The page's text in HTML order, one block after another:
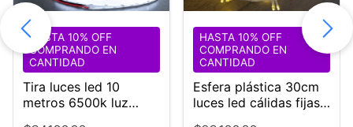
Tira luces led 10
metros 6500k luz
HASTA 10% OFF
COMPRANDO EN
CANTIDAD
Esfera plástica 30cm
luces led cálidas fijas
HASTA 10% OFF
COMPRANDO EN
CANTIDAD